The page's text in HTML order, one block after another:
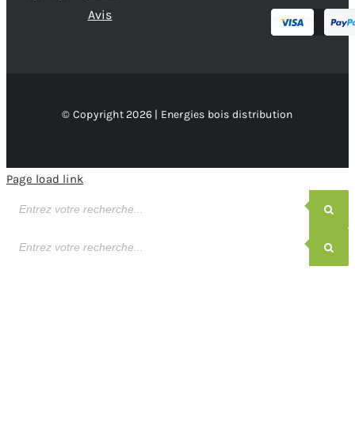
Avis
© Copyright 2026 | Energies bois distribution
Page load link
de
de